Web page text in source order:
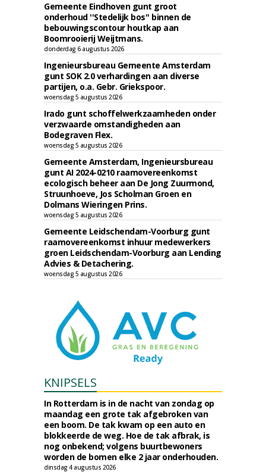
Gemeente Eindhoven gunt groot
onderhoud ''Stedelijk bos'' binnen de
bebouwingscontour houtkap aan
Boomrooierij Weijtmans.
donderdag 6 augustus 2026
Ingenieursbureau Gemeente Amsterdam
gunt SOK 2.0 verhardingen aan diverse
partijen, o.a. Gebr. Griekspoor.
woensdag 5 augustus 2026
Irado gunt schoffelwerkzaamheden onder
verzwaarde omstandigheden aan
Bodegraven Flex.
woensdag 5 augustus 2026
Gemeente Amsterdam, Ingenieursbureau
gunt AI 2024-0210 raamovereenkomst
ecologisch beheer aan De Jong Zuurmond,
Struunhoeve, Jos Scholman Groen en
Dolmans Wieringen Prins.
woensdag 5 augustus 2026
Gemeente Leidschendam-Voorburg gunt
raamovereenkomst inhuur medewerkers
groen Leidschendam-Voorburg aan Lending
Advies & Detachering.
woensdag 5 augustus 2026
KNIPSELS
In Rotterdam is in de nacht van zondag op
maandag een grote tak afgebroken van
een boom. De tak kwam op een auto en
blokkeerde de weg. Hoe de tak afbrak, is
nog onbekend; volgens buurtbewoners
worden de bomen elke 2 jaar onderhouden.
dinsdag 4 augustus 2026